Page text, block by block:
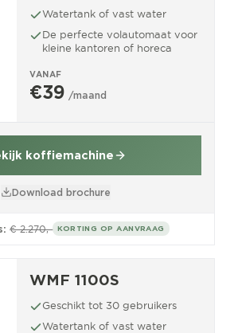
Watertank of vast water
De perfecte volautomaat voor
kleine kantoren of horeca
VANAF
€39 /maand
koffiemachine
Download brochure
€ 2.270,- KORTING OP AANVRAAG
WMF 1100S
Geschikt tot 30 gebruikers
Watertank of vast water